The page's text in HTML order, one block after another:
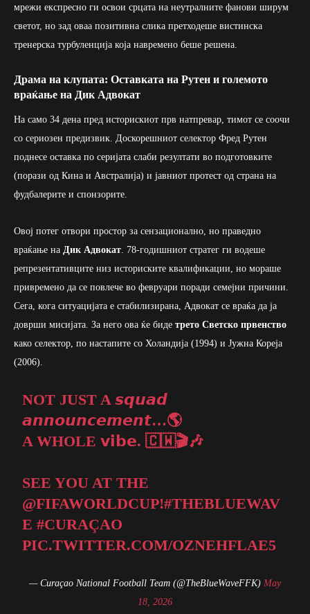
мрежи експресно ги освои срцата на неутралните фанови ширум
светот, но зад оваа позитивна слика претходеше вистинска
тренерска турбуленција која навремено беше решена.
Драма на клупата: Оставката на Рутен и големото
враќање на Дик Адвокат
На само 34 дена пред историскиот прв натпревар, тимот се соочи
со сериозен предизвик. Доскорешниот селектор Фред Рутен
поднесе оставка по серијата слаби резултати во подготовките
(порази од Кина и Австралија) и јавниот протест од страна на
фудбалерите и спонзорите.
Овој потег отвори простор за сензационално, но праведно
враќање на Дик Адвокат. 78-годишниот стратег ги водеше
репрезентативците низ историските квалификации, но мораше
привремено да се повлече во февруари поради семејни причини.
Сега, кога ситуацијата е стабилизирана, Адвокат се враќа да ја
доврши мисијата. За него ова ќе биде трето Светско првенство
како селектор, по настапите со Холандија (1994) и Јужна Кореја
(2006).
NOT JUST A 𝙨𝙦𝙪𝙖𝙙
𝙖𝙣𝙣𝙤𝙪𝙣𝙘𝙚𝙢𝙚𝙣𝙩…🌎
A WHOLE 𝘃𝗶𝗯𝗲. 🇨🇼🎬🎶
SEE YOU AT THE
@FIFAWORLDCUP!#THEBLUEWAV
E #CURAÇAO
PIC.TWITTER.COM/OZNEHFLAE5
— Curaçao National Football Team (@TheBlueWaveFFK) May
18, 2026